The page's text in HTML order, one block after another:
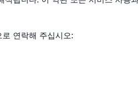
연락해 주십시오: